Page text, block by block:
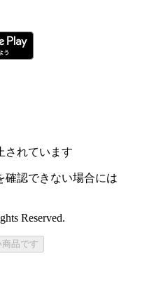
されています
確認できない場合には
Reserved.
品です